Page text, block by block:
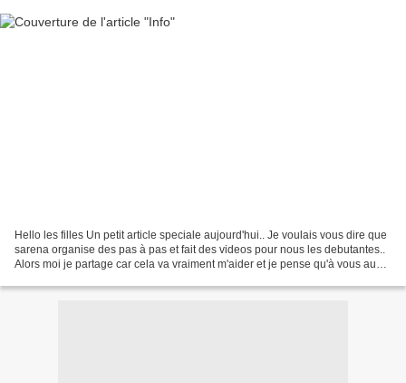
Hello les filles Un petit article speciale aujourd'hui.. Je voulais vous dire que
sarena organise des pas à pas et fait des videos pour nous les debutantes..
Alors moi je partage car cela va vraiment m'aider et je pense qu'à vous aussi